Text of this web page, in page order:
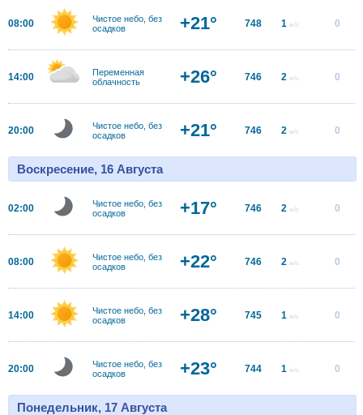
08:00
Чистое небо, без
осадков
+21° 748 1 м/с 0
14:00
Переменная
облачность
+26° 746 2 м/с 0
20:00
Чистое небо, без
осадков
+21° 746 2 м/с 0
Воскресение, 16 Августа
02:00
Чистое небо, без
осадков
+17° 746 2 м/с 0
08:00
Чистое небо, без
осадков
+22° 746 2 м/с 0
14:00
Чистое небо, без
осадков
+28° 745 1 м/с 0
20:00
Чистое небо, без
осадков
+23° 744 1 м/с 0
Понедельник, 17 Августа